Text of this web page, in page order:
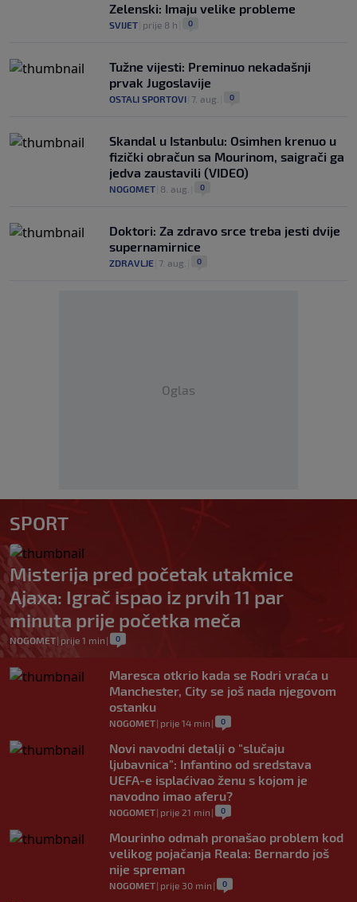
Zelenski: Imaju velike probleme
SVIJET prije 8 h 0
Tužne vijesti: Preminuo nekadašnji
prvak Jugoslavije
OSTALI SPORTOVI 7. aug. 0
Skandal u Istanbulu: Osimhen krenuo u
fizički obračun sa Mourinom, saigrači ga
jedva zaustavili (VIDEO)
NOGOMET 8. aug. 0
Doktori: Za zdravo srce treba jesti dvije
supernamirnice
ZDRAVLJE 7. aug. 0
Oglas
SPORT
Misterija pred početak utakmice
Ajaxa: Igrač ispao iz prvih 11 par
minuta prije početka meča
NOGOMET| prije 1 min | 0
Maresca otkrio kada se Rodri vraća u
Manchester, City se još nada njegovom
ostanku
NOGOMET| prije 14 min | 0
Novi navodni detalji o "slučaju
ljubavnica": Infantino od sredstava
UEFA-e isplaćivao ženu s kojom je
navodno imao aferu?
NOGOMET| prije 21 min | 0
Mourinho odmah pronašao problem kod
velikog pojačanja Reala: Bernardo još
nije spreman
NOGOMET| prije 30 min | 0